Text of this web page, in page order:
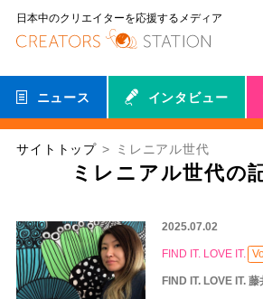
日本中のクリエイターを応援するメディア
ニュース インタビュー
サイトトップ ミレニアル世代
ミレニアル世代の
2025.07.02
FIND IT. LOVE IT.
FIND IT. LOVE IT. 藤